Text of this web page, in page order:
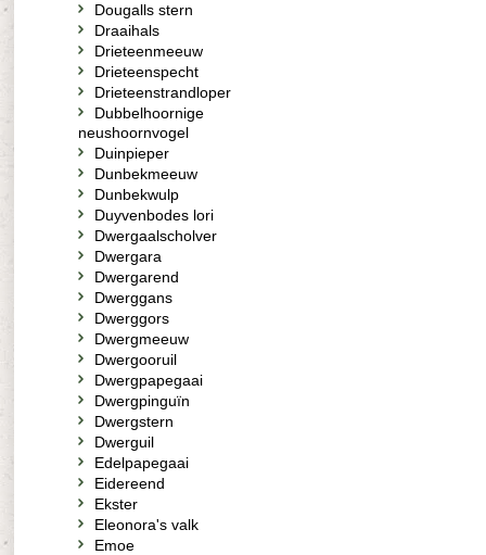
Dougalls stern
Draaihals
Drieteenmeeuw
Drieteenspecht
Drieteenstrandloper
Dubbelhoornige
neushoornvogel
Duinpieper
Dunbekmeeuw
Dunbekwulp
Duyvenbodes lori
Dwergaalscholver
Dwergara
Dwergarend
Dwerggans
Dwerggors
Dwergmeeuw
Dwergooruil
Dwergpapegaai
Dwergpinguïn
Dwergstern
Dwerguil
Edelpapegaai
Eidereend
Ekster
Eleonora's valk
Emoe